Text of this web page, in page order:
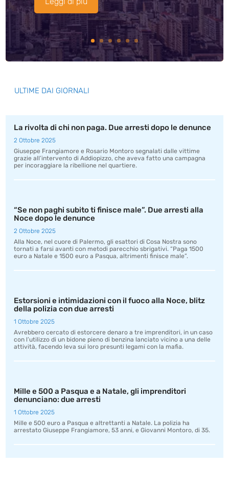
ULTIME DAI GIORNALI
La rivolta di chi non paga. Due arresti dopo le denunce
2 Ottobre 2025
Giuseppe Frangiamore e Rosario Montoro segnalati dalle vittime
grazie all’intervento di Addiopizzo, che aveva fatto una campagna
per incoraggiare la ribellione nel quartiere.
“Se non paghi subito ti finisce male”. Due arresti alla
Noce dopo le denunce
2 Ottobre 2025
Alla Noce, nel cuore di Palermo, gli esattori di Cosa Nostra sono
tornati a farsi avanti con metodi parecchio sbrigativi. “Paga 1500
euro a Natale e 1500 euro a Pasqua, altrimenti finisce male”.
Estorsioni e intimidazioni con il fuoco alla Noce, blitz
della polizia con due arresti
1 Ottobre 2025
Avrebbero cercato di estorcere denaro a tre imprenditori, in un caso
con l’utilizzo di un bidone pieno di benzina lanciato vicino a una delle
attività, facendo leva sui loro presunti legami con la mafia.
Mille e 500 a Pasqua e a Natale, gli imprenditori
denunciano: due arresti
1 Ottobre 2025
Mille e 500 euro a Pasqua e altrettanti a Natale. La polizia ha
arrestato Giuseppe Frangiamore, 53 anni, e Giovanni Montoro, di 35.